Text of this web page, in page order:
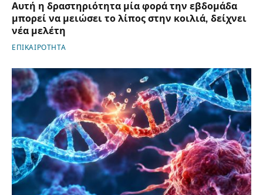
Αυτή η δραστηριότητα μία φορά την εβδομάδα
μπορεί να μειώσει το λίπος στην κοιλιά, δείχνει
νέα μελέτη
ΕΠΙΚΑΙΡΟΤΗΤΑ